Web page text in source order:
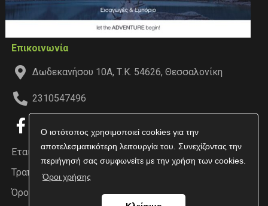
Ο ιστότοπος χρησιμοποιεί cookies για την
αποτελεσματικότερη λειτουργία του. Συνεχίζοντας την
περιήγησή σας συμφωνείτε με την χρήση των cookies.
Όροι χρήσης
Επικοινωνία
Δωδεκανήσου 10Α, Τ.Κ. 54626, Θεσσαλονίκη
2310547496
Εταιρεία
Τραπεζικοί Λογαριασμοί
Όροι χρήσης